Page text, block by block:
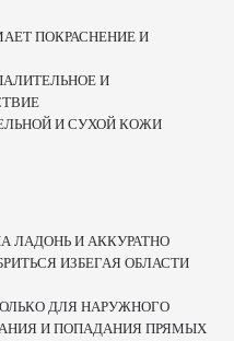
ПОКРАСНЕНИЕ И
И
И СУХОЙ КОЖИ
ЛАДОНЬ И АККУРАТНО
ИЗБЕГАЯ ОБЛАСТИ
ДЛЯ НАРУЖНОГО
И ПОПАДАНИЯ ПРЯМЫХ